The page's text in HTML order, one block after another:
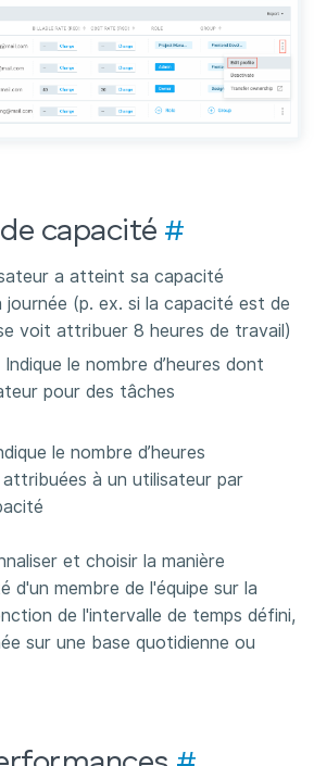
capacité #
a atteint sa capacité
journée (p. ex. si la capacité est de
voit attribuer 8 heures de travail)
Indique le nombre d’heures dont
pour des tâches
le nombre d’heures
attribuées à un utilisateur par
et choisir la manière
d'un membre de l'équipe sur la
de l'intervalle de temps défini,
sur une base quotidienne ou